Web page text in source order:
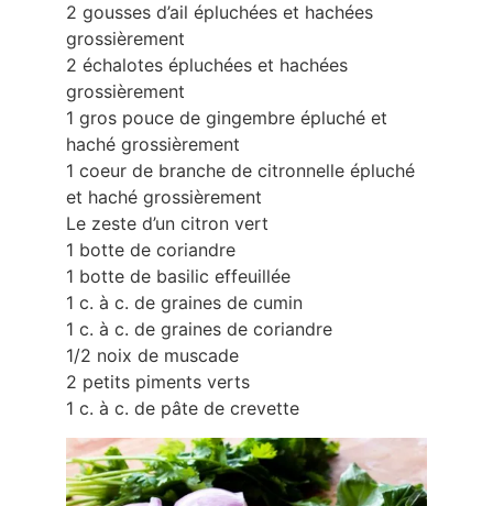
2 gousses d’ail épluchées et hachées
grossièrement
2 échalotes épluchées et hachées
grossièrement
1 gros pouce de gingembre épluché et
haché grossièrement
1 coeur de branche de citronnelle épluché
et haché grossièrement
Le zeste d’un citron vert
1 botte de coriandre
1 botte de basilic effeuillée
1 c. à c. de graines de cumin
1 c. à c. de graines de coriandre
1/2 noix de muscade
2 petits piments verts
1 c. à c. de pâte de crevette